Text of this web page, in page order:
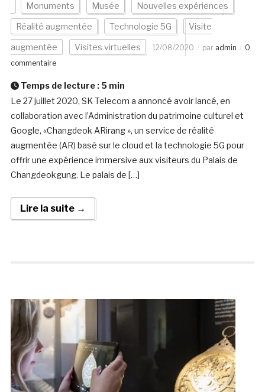
Monuments Musée Nouvelles expériences
Réalité augmentée Technologie 5G Visite
augmentée Visites virtuelles 12/08/2020 par admin
0
commentaire
Temps de lecture : 5 min
Le 27 juillet 2020, SK Telecom a annoncé avoir lancé, en
collaboration avec l’Administration du patrimoine culturel et
Google, «Changdeok ARirang », un service de réalité
augmentée (AR) basé sur le cloud et la technologie 5G pour
offrir une expérience immersive aux visiteurs du Palais de
Changdeokgung. Le palais de […]
Lire la suite →